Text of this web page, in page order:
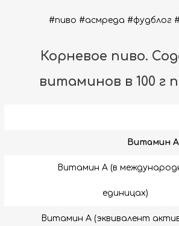
#пиво #асмреда #фудблог
Корневое пиво.
витаминов в 100 г
Витамин A
Витамин А (в
единицах)
Витамин А (эквивалент